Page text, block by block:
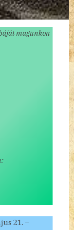
magunkon
21. –